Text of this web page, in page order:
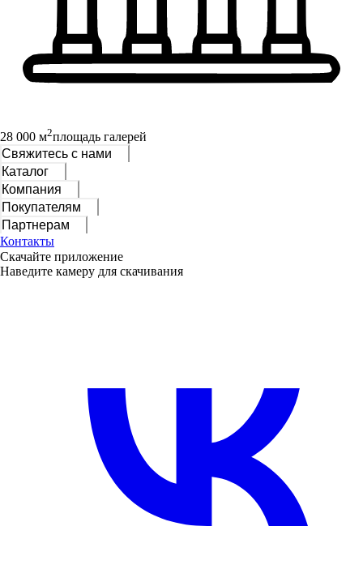
28 000 м2площадь галерей
Свяжитесь с нами
Каталог
Компания
Покупателям
Партнерам
Контакты
Скачайте приложение
Наведите камеру для скачивания